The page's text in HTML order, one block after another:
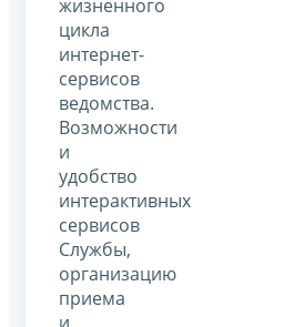
жизненного
цикла
интернет-
сервисов
ведомства.
Возможности
и
удобство
интерактивных
сервисов
Службы,
организацию
приема
и